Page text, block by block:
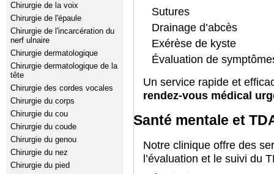
Chirurgie de la voix
Chirurgie de l'épaule
Chirurgie de l'incarcération du
nerf ulnaire
Chirurgie dermatologique
Chirurgie dermatologique de la
tête
Chirurgie des cordes vocales
Chirurgie du corps
Chirurgie du cou
Chirurgie du coude
Chirurgie du genou
Chirurgie du nez
Chirurgie du pied
Sutures
Drainage d’abcès
Exérèse de kyste
Évaluation de
Un service rapide et
rendez-vous médical
Santé mentale et
Notre clinique offre des
l’évaluation et le suivi du